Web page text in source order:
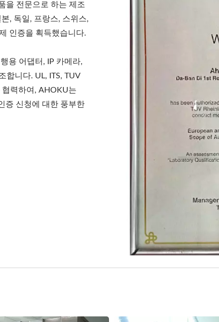
을 전문으로 하는 제조
, 독일, 프랑스, 스위스,
인증을 획득했습니다.
용 어댑터, IP 카메라,
합니다. UL, ITS, TUV
협력하여, AHOKU는
증 신청에 대한 풍부한